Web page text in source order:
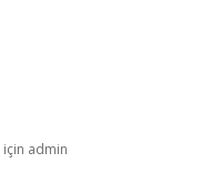
için admin